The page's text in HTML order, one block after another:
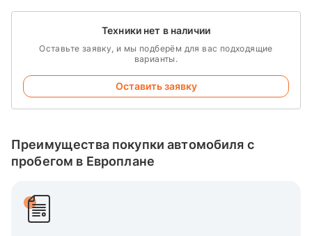
Техники нет в наличии
Оставьте заявку, и мы подберём для вас подходящие
варианты.
Оставить заявку
Преимущества покупки автомобиля с
пробегом в Европлане